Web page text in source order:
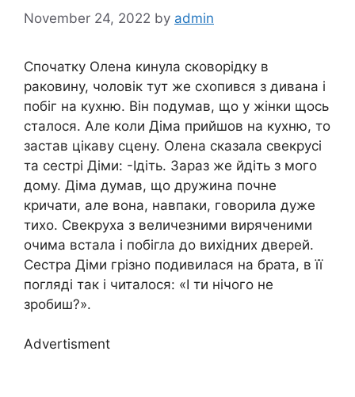
November 24, 2022 by admin
Спочатку Олена кинула сковорідку в
раковину, чоловік тут же схопився з дивана і
побіг на кухню. Він подумав, що у жінки щось
сталося. Але коли Діма прийшов на кухню, то
застав цікаву сцену. Олена сказала свекрусі
та сестрі Діми: -Ідіть. Зараз же йдіть з мого
дому. Діма думав, що дружина почне
кричати, але вона, навпаки, говорила дуже
тихо. Свекруха з величезними виряченими
очима встала і побігла до вихідних дверей.
Сестра Діми грізно подивилася на брата, в її
погляді так і читалося: «І ти нічого не
зробиш?».
Advertisment